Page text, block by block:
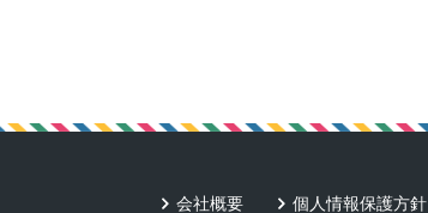
会社概要 個人情報保護方針